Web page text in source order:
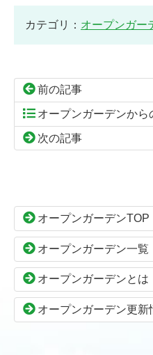
カテゴリ： オープンガー
前の記事
オープンガーデンから
次の記事
ン
本
文
先
へ
の
頭
へ
る
オープンガーデンTOP
オープンガーデン一覧
オープンガーデンとは
オープンガーデン更新